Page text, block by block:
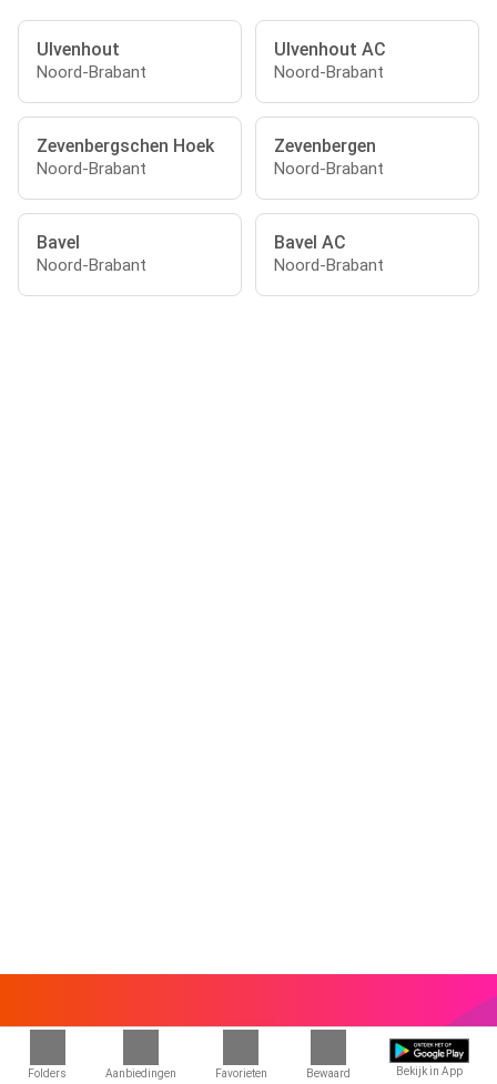
Folders Aanbiedingen Favorieten Bewaard Bekijk in App
Ulvenhout
Noord-Brabant
Ulvenhout AC
Noord-Brabant
Zevenbergschen Hoek
Noord-Brabant
Zevenbergen
Noord-Brabant
Bavel
Noord-Brabant
Bavel AC
Noord-Brabant